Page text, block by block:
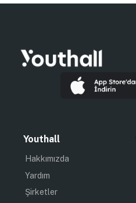
Youthall
Hakkımızda
Yardım
Şirketler